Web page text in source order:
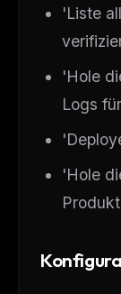
'Liste
'Hole
Logs
'Hole